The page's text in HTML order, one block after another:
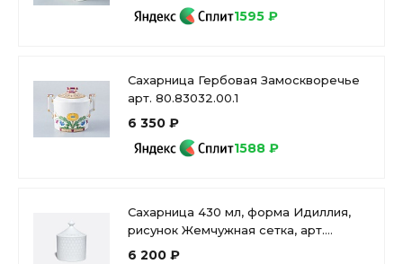
1595 ₽
Сахарница Гербовая Замоскворечье
арт. 80.83032.00.1
6 350 ₽
1588 ₽
Сахарница 430 мл, форма Идиллия,
рисунок Жемчужная сетка, арт.
80.02896.00.1
6 200 ₽